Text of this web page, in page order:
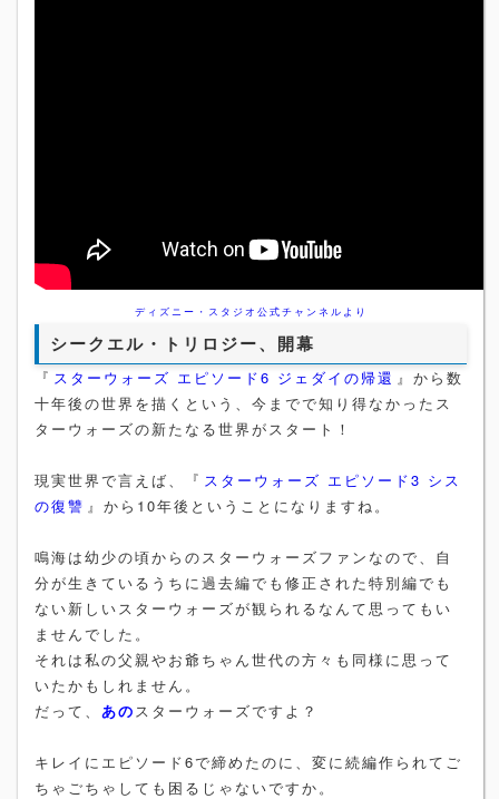
ディズニー・スタジオ公式チャンネルより
シークエル・トリロジー、開幕
『 スターウォーズ エピソード6 ジェダイの帰還 』から数
十年後の世界を描くという、今までで知り得なかったス
ターウォーズの新たなる世界がスタート！
現実世界で言えば、『 スターウォーズ エピソード3 シス
の復讐 』から10年後ということになりますね。
鳴海は幼少の頃からのスターウォーズファンなので、自
分が生きているうちに過去編でも修正された特別編でも
ない新しいスターウォーズが観られるなんて思ってもい
ませんでした。
それは私の父親やお爺ちゃん世代の方々も同様に思って
いたかもしれません。
だって、 あのスターウォーズですよ？
キレイにエピソード6で締めたのに、変に続編作られてご
ちゃごちゃしても困るじゃないですか。